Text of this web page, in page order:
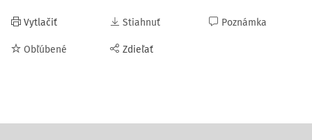
Vytlačiť
Obľúbené
Stiahnuť
Zdieľať
Poznámka